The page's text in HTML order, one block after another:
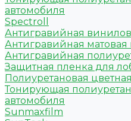
автомобиля
Spectroll
Антигравийная
Антигравийная матовая
Антигравийная
Защитная пленка для
Полиуретановая
Тонирующая
автомобиля
Sunmaxfilm